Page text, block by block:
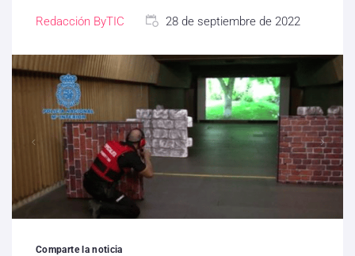
Redacción ByTIC 28 de septiembre de 2022
Comparte la noticia